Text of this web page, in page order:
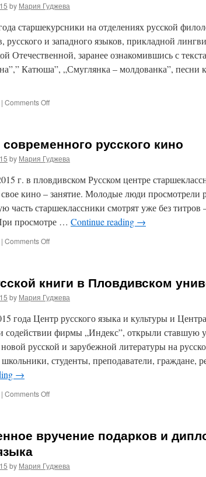
языка
by Мария Гуджева
старшекурсники на отделениях русской
русского и западного языков, прикладной
Отечественной, заранее ознакомившись с
Катюша”, „Смуглянка – молдованка”,
| Comments Offon
русского кино
by Мария Гуджева
г. в пловдивском Русском центре
свое кино – занятие. Молодые люди
часть старшеклассники смотрят уже без титров
просмотре … Continue reading →
| Comments Offon
кино
книги в Пловдивском
by Мария Гуджева
года Центр русского языка и культуры и
содействии фирмы „Индекс”, открыли ставшую
новой русской и зарубежной литературы на
школьники, студенты, преподаватели, граждане,
→
| Comments Offon
в
Пловдивском
вручение подарков и
by Мария Гуджева